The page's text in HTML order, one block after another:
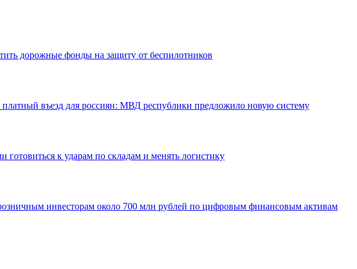
дорожные фонды на защиту от беспилотников
платный въезд для россиян: МВД республики предложило новую систему
готовиться к ударам по складам и менять логистику
инвесторам около 700 млн рублей по цифровым финансовым активам